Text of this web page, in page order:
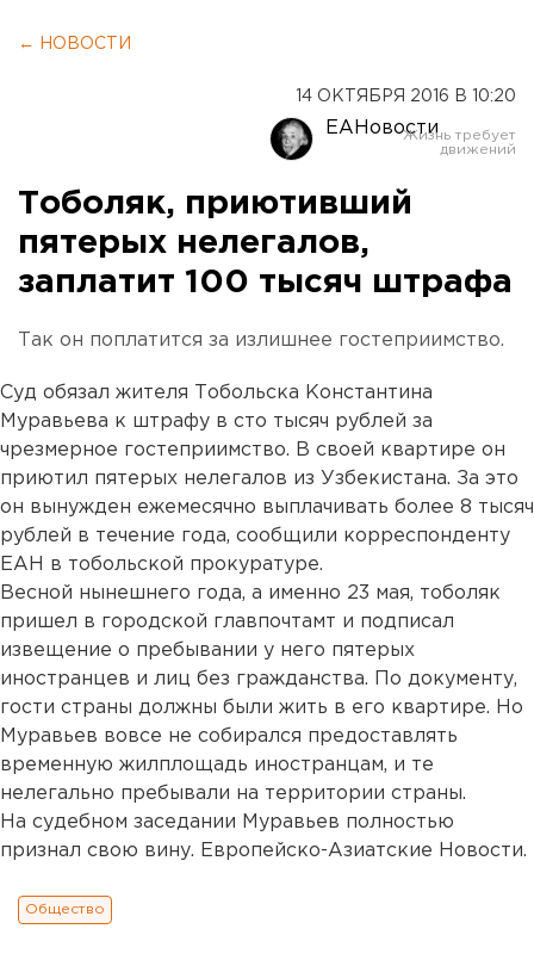
← НОВОСТИ
14 ОКТЯБРЯ 2016 В 10:20
ЕАНовости
Тоболяк, приютивший
пятерых нелегалов,
заплатит 100 тысяч штрафа
Так он поплатится за излишнее гостеприимство.
Суд обязал жителя Тобольска Константина
Муравьева к штрафу в сто тысяч рублей за
чрезмерное гостеприимство. В своей квартире он
приютил пятерых нелегалов из Узбекистана. За это
он вынужден ежемесячно выплачивать более 8 тысяч
рублей в течение года, сообщили корреспонденту
ЕАН в тобольской прокуратуре.
Весной нынешнего года, а именно 23 мая, тоболяк
пришел в городской главпочтамт и подписал
извещение о пребывании у него пятерых
иностранцев и лиц без гражданства. По документу,
гости страны должны были жить в его квартире. Но
Муравьев вовсе не собирался предоставлять
временную жилплощадь иностранцам, и те
нелегально пребывали на территории страны.
На судебном заседании Муравьев полностью
признал свою вину. Европейско-Азиатские Новости.
Общество